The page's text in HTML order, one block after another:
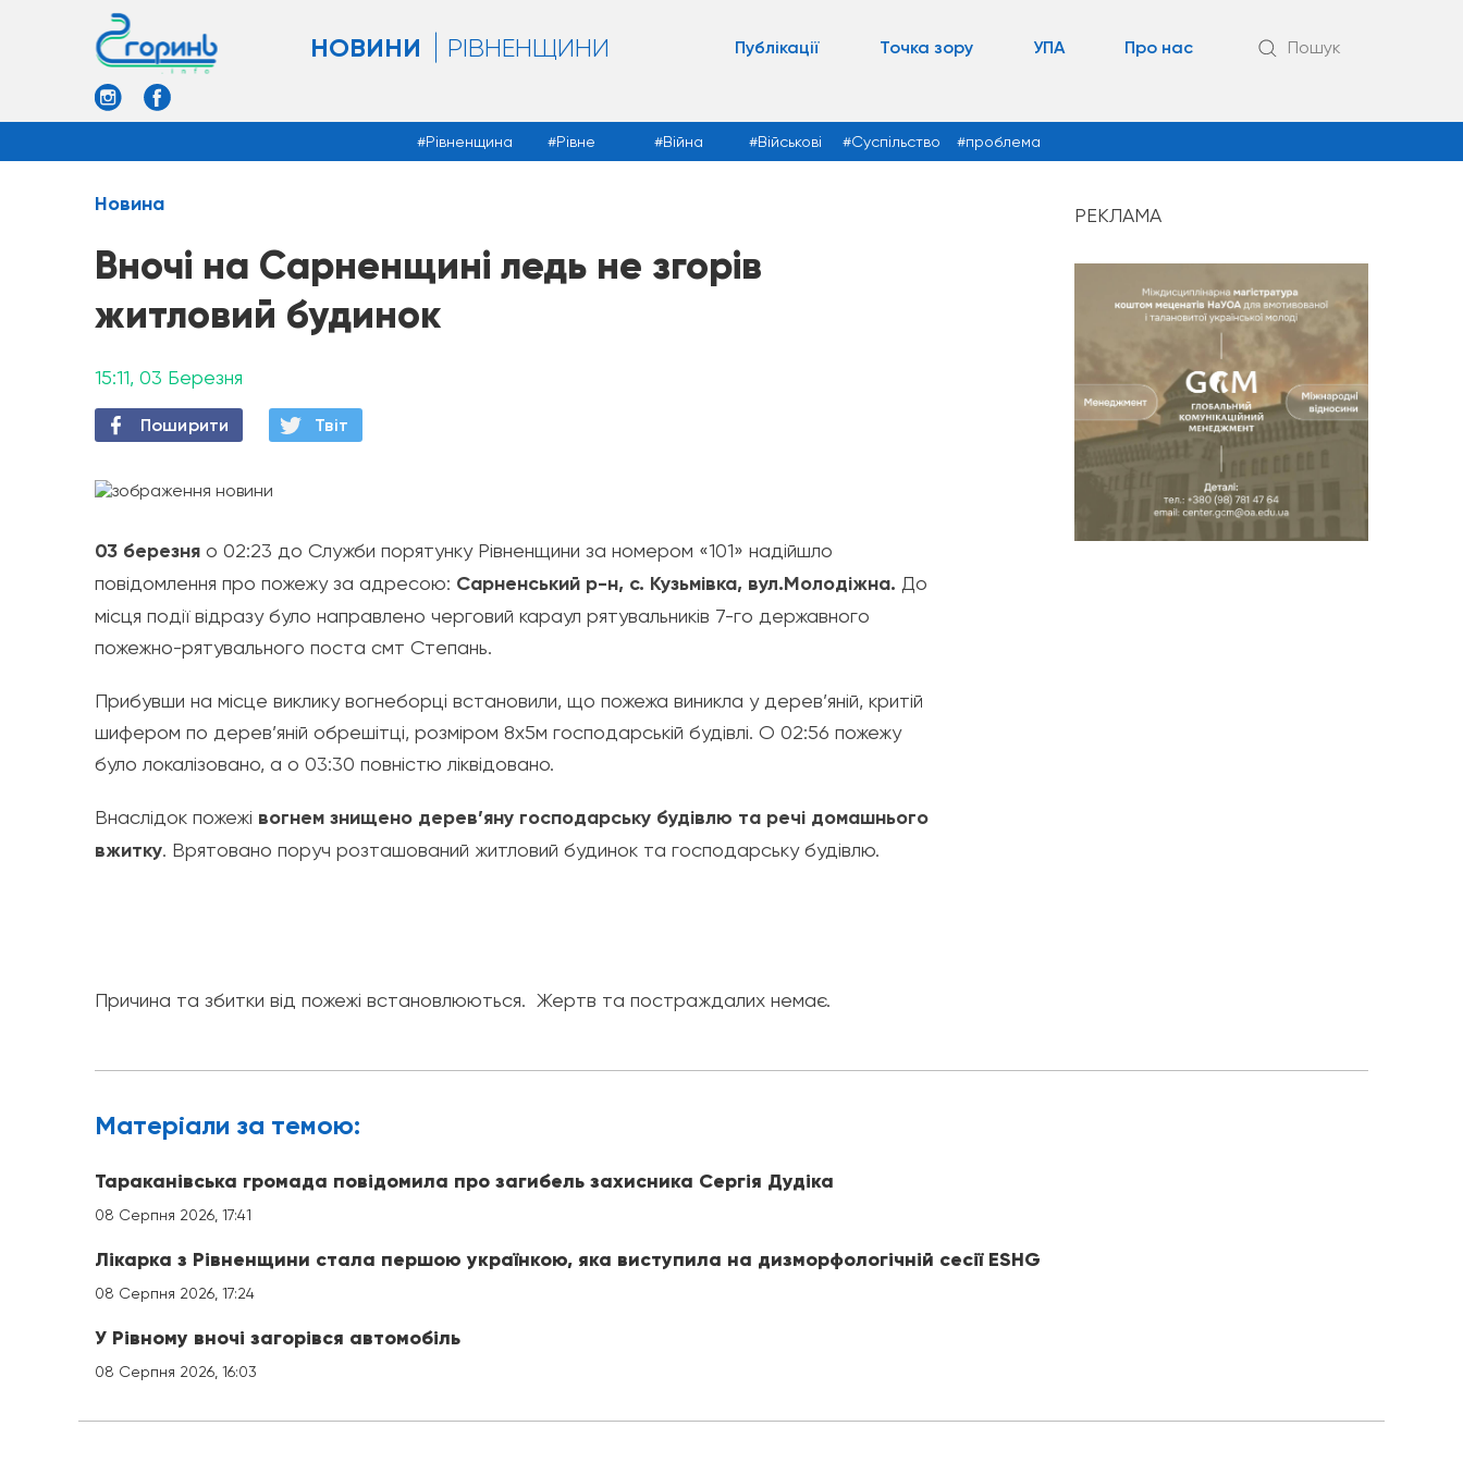
НОВИНИ РІВНЕНЩИНИ Публікації Точка зору УПА Про нас Пошук
Рівненщина Рівне Війна Військові Суспільство проблема
Новина
Вночі на Сарненщині ледь не згорів
житловий будинок
15:11, 03 Березня
Поширити Твiт
03 березня о 02:23 до Служби порятунку Рівненщини за номером «101» надійшло
повідомлення про пожежу за адресою: Сарненський р-н, с. Кузьмівка, вул.Молодіжна. До
місця події відразу було направлено черговий караул рятувальників 7-го державного
пожежно-рятувального поста смт Степань.
Прибувши на місце виклику вогнеборці встановили, що пожежа виникла у дерев’яній, критій
шифером по дерев’яній обрешітці, розміром 8х5м господарській будівлі. О 02:56 пожежу
було локалізовано, а о 03:30 повністю ліквідовано.
Внаслідок пожежі вогнем знищено дерев’яну господарську будівлю та речі домашнього
вжитку. Врятовано поруч розташований житловий будинок та господарську будівлю.
Причина та збитки від пожежі встановлюються. Жертв та постраждалих немає.
РЕКЛАМА
Матерiали за темою:
Тараканівська громада повідомила про загибель захисника Сергія Дудіка
08 Серпня 2026, 17:41
Лікарка з Рівненщини стала першою українкою, яка виступила на дизморфологічній сесії ESHG
08 Серпня 2026, 17:24
У Рівному вночі загорівся автомобіль
08 Серпня 2026, 16:03